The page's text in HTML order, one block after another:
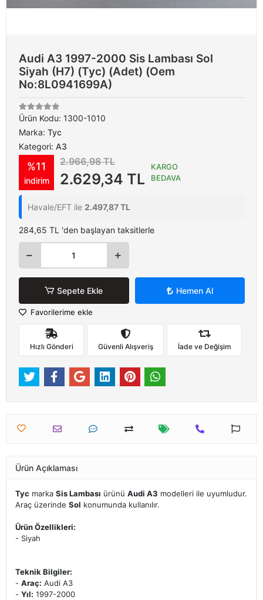
Audi A3 1997-2000 Sis Lambası Sol
Siyah (H7) (Tyc) (Adet) (Oem
No:8L0941699A)
Ürün Kodu: 1300-1010
Marka: Tyc
Kategori: A3
%11
indirim
2.966,98 TL
2.629,34 TL
KARGO
BEDAVA
Havale/EFT ile 2.497,87 TL
284,65 TL 'den başlayan taksitlerle
Sepete Ekle Hemen Al
Favorilerime ekle
Hızlı Gönderi Güvenli Alışveriş İade ve Değişim
Ürün Açıklaması
Tyc marka Sis Lambası ürünü Audi A3 modelleri ile uyumludur.
Araç üzerinde Sol konumunda kullanılır.
Ürün Özellikleri:
- Siyah
Teknik Bilgiler:
- Araç: Audi A3
- Yıl: 1997-2000